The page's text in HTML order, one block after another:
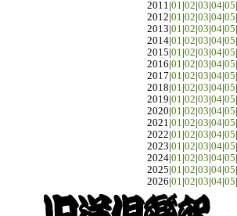
2011| 01 02 03 04 05
2012| 01 02 03 04 05
2013| 01 02 03 04 05
2014| 01 02 03 04 05
2015| 01 02 03 04 05
2016| 01 02 03 04 05
2017| 01 02 03 04 05
2018| 01 02 03 04 05
2019| 01 02 03 04 05
2020| 01 02 03 04 05
2021| 01 02 03 04 05
2022| 01 02 03 04 05
2023| 01 02 03 04 05
2024| 01 02 03 04 05
2025| 01 02 03 04 05
2026| 01 02 03 04 05